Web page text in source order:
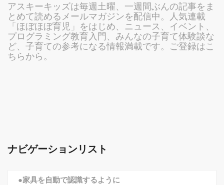
アスキーキッズは毎週土曜、一週間ぶんの記事をま
とめて読めるメールマガジンを配信中。人気連載
「ほぼほぼ育児」をはじめ、ニュース、イベント、
プログラミング教育入門、みんなの子育て体験談な
ど、子育ての参考になる情報満載です。ご登録はこ
ちらから。
ナビゲーションリスト
●家具を自動で認識するように